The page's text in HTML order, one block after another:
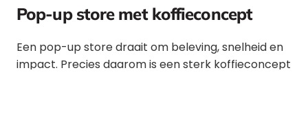
Pop-up store met koffieconcept
Een pop-up store draait om beleving, snelheid en
impact. Precies daarom is een sterk koffieconcept